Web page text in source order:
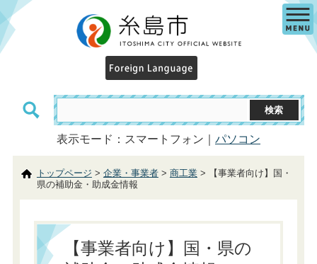
表示モード：スマートフォン｜ パソコン
トップページ > 企業・事業者> 商工業> 【事業者向け】国・
県の補助金・助成金情報
【事業者向け】国・県の